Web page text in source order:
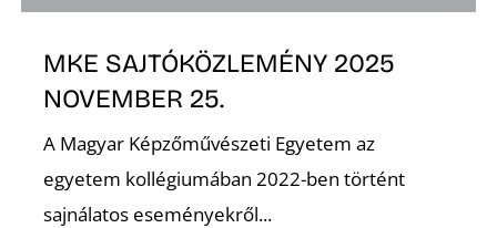
MKE SAJTÓKÖZLEMÉNY 2025
NOVEMBER 25.
A Magyar Képzőművészeti Egyetem az
egyetem kollégiumában 2022-ben történt
sajnálatos eseményekről...